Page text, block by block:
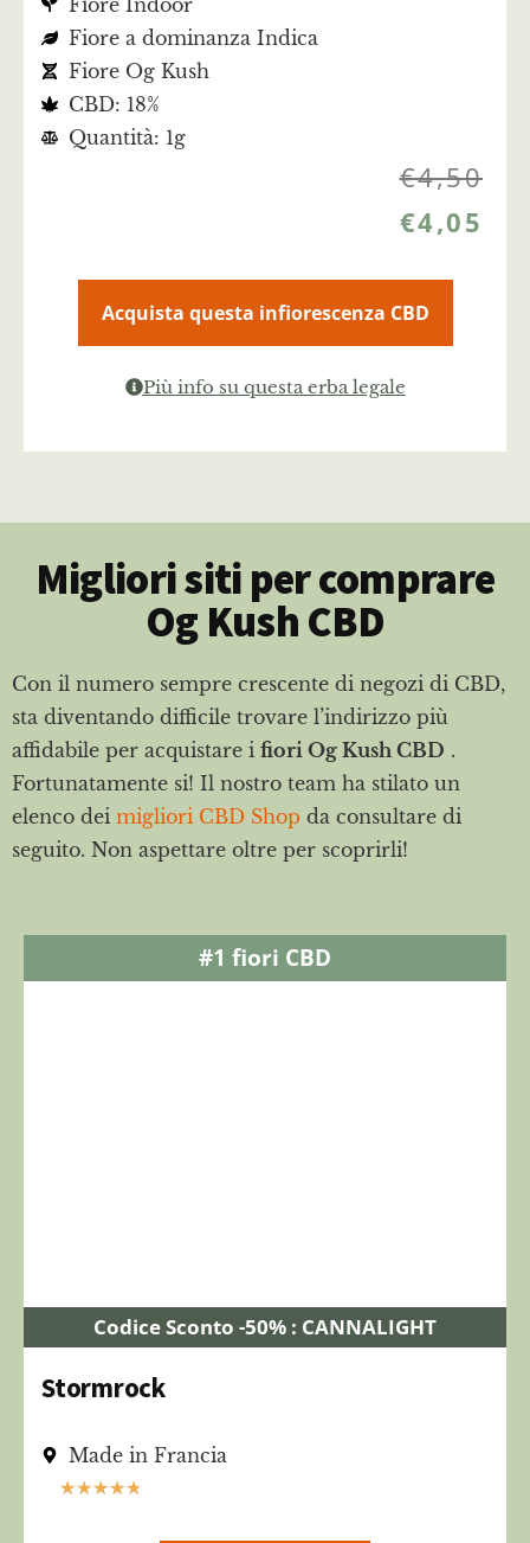
Fiore a dominanza Indica
Fiore Og Kush
CBD: 18%
Quantità: 1g
€4,50
€4,05
Acquista questa infiorescenza CBD
Più info su questa erba legale
Migliori siti per comprare
Og Kush CBD
Con il numero sempre crescente di negozi di CBD,
sta diventando difficile trovare l’indirizzo più
affidabile per acquistare i fiori Og Kush CBD .
Fortunatamente si! Il nostro team ha stilato un
elenco dei migliori CBD Shop da consultare di
seguito. Non aspettare oltre per scoprirli!
#1 fiori CBD
Codice Sconto -50% : CANNALIGHT
Stormrock
Made in Francia
★★★★★